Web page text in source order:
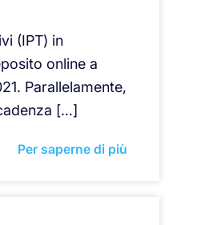
(IPT) in
online a
Parallelamente,
[…]
Per saperne di più